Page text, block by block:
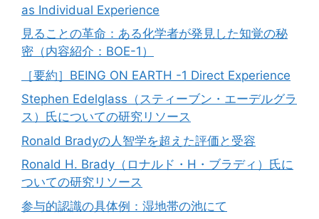
as Individual Experience
見ることの革命：ある化学者が発見した知覚の秘
密（内容紹介：BOE-1）
［要約］BEING ON EARTH -1 Direct Experience
Stephen Edelglass（スティーブン・エーデルグラ
ス）氏についての研究リソース
Ronald Bradyの人智学を超えた評価と受容
Ronald H. Brady（ロナルド・H・ブラディ）氏に
ついての研究リソース
参与的認識の具体例：湿地帯の池にて